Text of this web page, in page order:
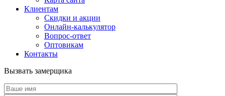
Клиентам
Скидки и акции
Онлайн-калькулятор
Вопрос-ответ
Оптовикам
Контакты
Вызвать замерщика